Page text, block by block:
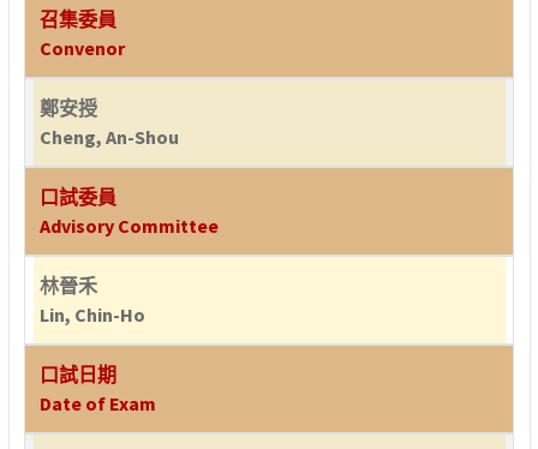
召集委員
Convenor
鄭安授
Cheng, An-Shou
口試委員
Advisory Committee
林晉禾
Lin, Chin-Ho
口試日期
Date of Exam